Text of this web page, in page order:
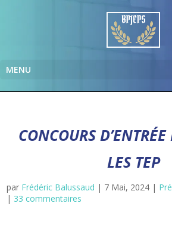
CONCOURS
LES TEP
par Frédéric Balussaud | 7 Mai, 2024 |
| 33 commentaires